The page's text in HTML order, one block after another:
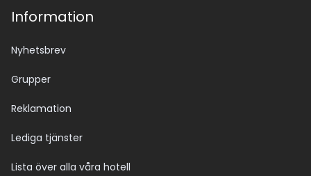
Information
Nyhetsbrev
Grupper
Reklamation
Lediga tjänster
Lista över alla våra hotell